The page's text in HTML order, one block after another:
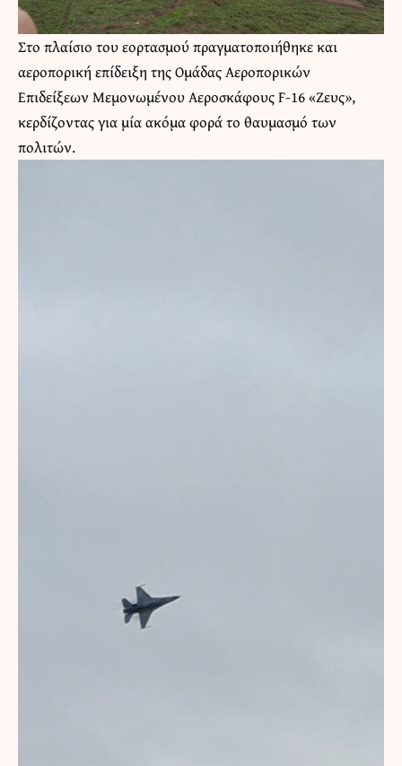
Στο πλαίσιο του εορτασμού πραγματοποιήθηκε και
αεροπορική επίδειξη της Ομάδας Αεροπορικών
Επιδείξεων Μεμονωμένου Αεροσκάφους F-16 «Ζευς»,
κερδίζοντας για μία ακόμα φορά το θαυμασμό των
πολιτών.